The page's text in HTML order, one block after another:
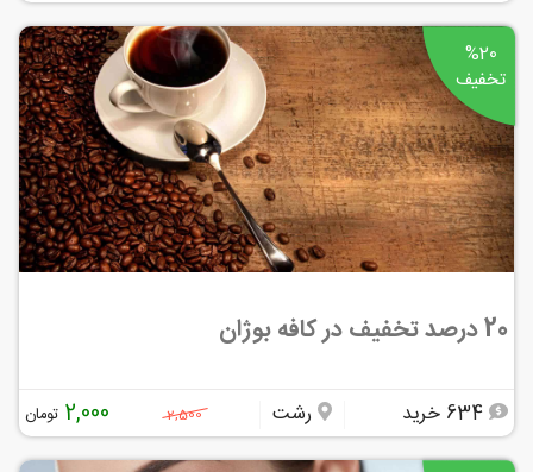
%20
تخفیف
20 درصد تخفیف در کافه بوژان
رشت 2,500
2,000 تومان